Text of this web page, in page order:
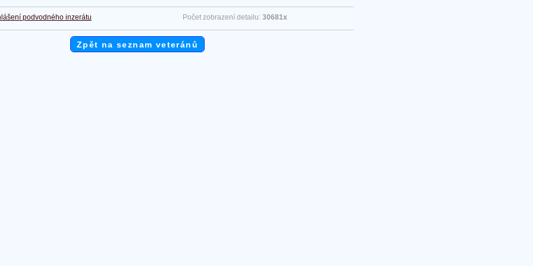
podvodného inzerátu Počet zobrazení detailu: 30681x
Zpět na seznam veteránů